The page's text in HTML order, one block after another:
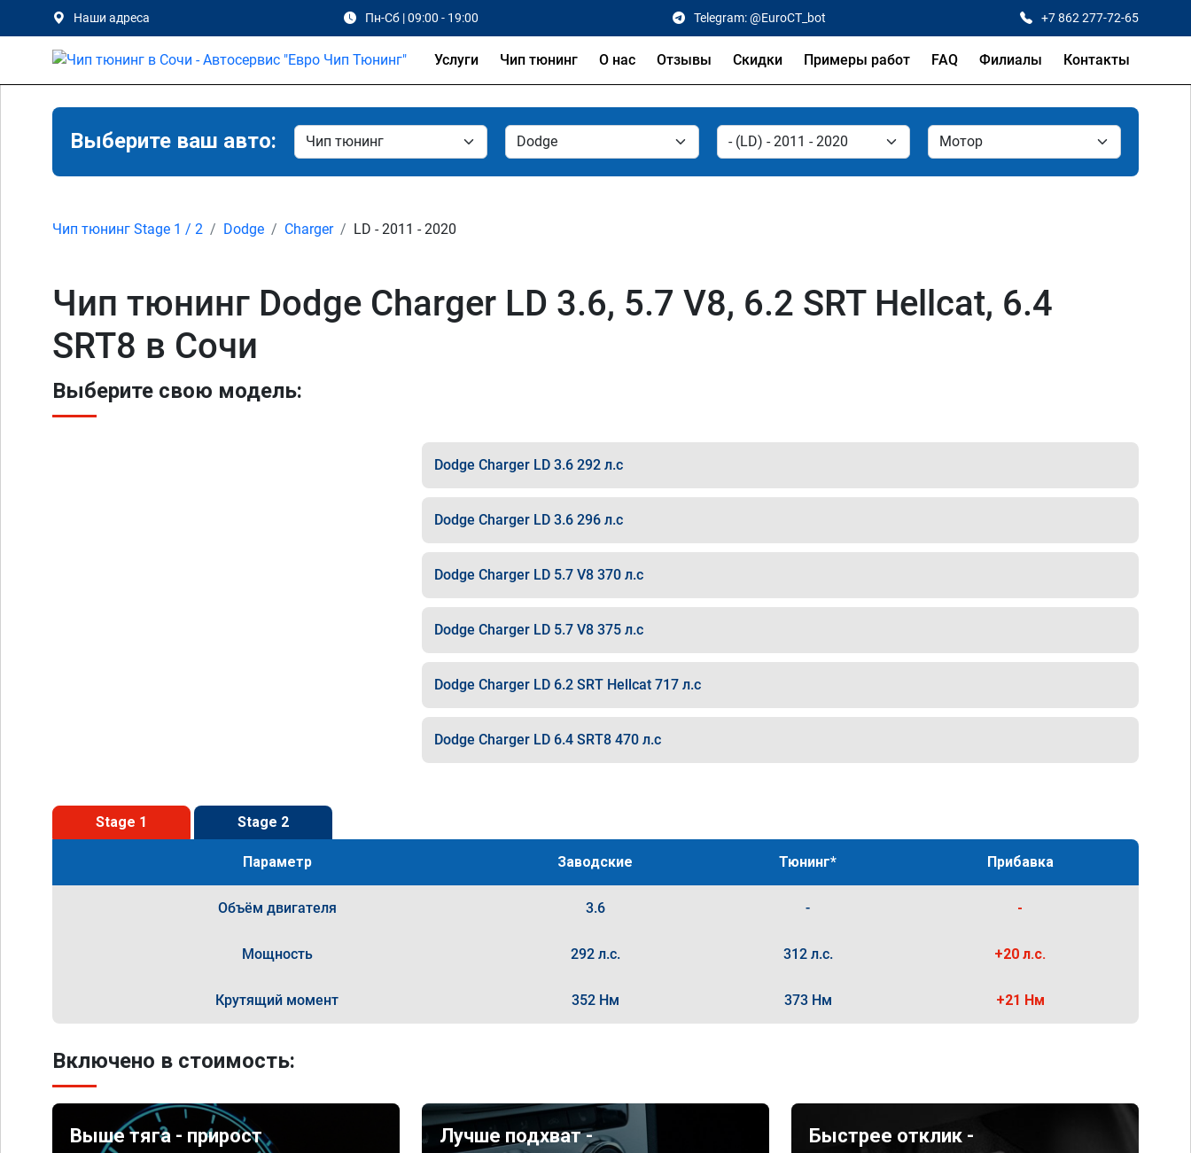
Наши адреса Пн-Сб | 09:00 - 19:00 Telegram: @EuroCT_bot +7 862 277-72-65
Услуги Чип тюнинг О нас Отзывы Скидки Примеры работ FAQ Филиалы Контакты
Выберите ваш авто:
Чип тюнинг Stage 1 / 2 Dodge Charger LD - 2011 - 2020
Чип тюнинг Dodge Charger LD 3.6, 5.7 V8, 6.2 SRT Hellcat, 6.4
SRT8 в Сочи
Выберите свою модель:
Dodge Charger LD 3.6 292 л.с
Dodge Charger LD 3.6 296 л.с
Dodge Charger LD 5.7 V8 370 л.с
Dodge Charger LD 5.7 V8 375 л.с
Dodge Charger LD 6.2 SRT Hellcat 717 л.с
Dodge Charger LD 6.4 SRT8 470 л.с
Stage 1 Stage 2
Параметр Заводские Тюнинг* Прибавка
Объём двигателя 3.6 - -
Мощность 292 л.с. 312 л.с. +20 л.с.
Крутящий момент 352 Нм 373 Нм +21 Нм
Включено в стоимость:
Выше тяга - прирост
Лучше подхват -
Быстрее отклик -